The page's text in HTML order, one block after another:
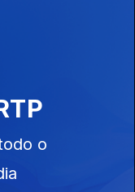
Elisa Ferreira
o